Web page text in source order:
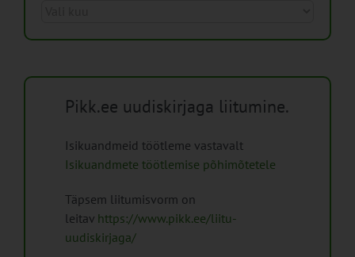
Pikk.ee uudiskirjaga liitumine.
Isikuandmeid töötleme vastavalt
Isikuandmete töötlemise põhimõtetele
Täpsem liitumisvorm on
leitav https://www.pikk.ee/liitu-
uudiskirjaga/